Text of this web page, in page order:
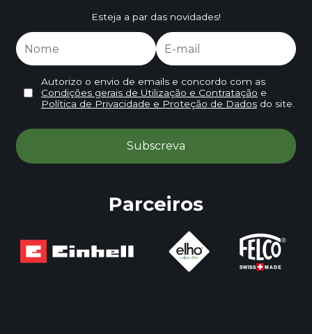
Esteja a par das novidades!
Autorizo o envio de emails e concordo com as
Condições gerais de Utilização e Contratação e
Política de Privacidade e Proteção de Dadosdo site.
Parceiros